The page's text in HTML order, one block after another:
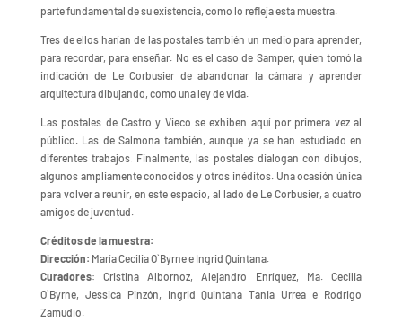
parte fundamental de su existencia, como lo refleja esta muestra.
Tres de ellos harían de las postales también un medio para aprender,
para recordar, para enseñar. No es el caso de Samper, quien tomó la
indicación de Le Corbusier de abandonar la cámara y aprender
arquitectura dibujando, como una ley de vida.
Las postales de Castro y Vieco se exhiben aquí por primera vez al
público. Las de Salmona también, aunque ya se han estudiado en
diferentes trabajos. Finalmente, las postales dialogan con dibujos,
algunos ampliamente conocidos y otros inéditos. Una ocasión única
para volver a reunir, en este espacio, al lado de Le Corbusier, a cuatro
amigos de juventud.
Créditos de la muestra:
Dirección: María Cecilia O`Byrne e Ingrid Quintana.
Curadores: Cristina Albornoz, Alejandro Enríquez, Ma. Cecilia
O`Byrne, Jessica Pinzón, Ingrid Quintana Tania Urrea e Rodrigo
Zamudio.